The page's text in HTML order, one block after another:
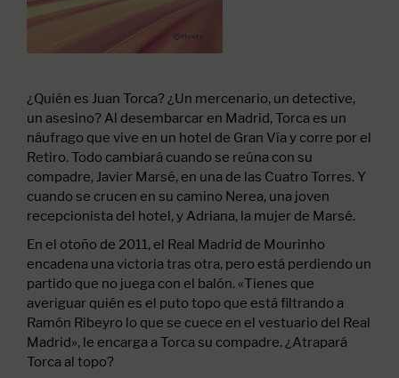
¿Quién es Juan Torca? ¿Un mercenario, un detective,
un asesino? Al desembarcar en Madrid, Torca es un
náufrago que vive en un hotel de Gran Vía y corre por el
Retiro. Todo cambiará cuando se reúna con su
compadre, Javier Marsé, en una de las Cuatro Torres. Y
cuando se crucen en su camino Nerea, una joven
recepcionista del hotel, y Adriana, la mujer de Marsé.
En el otoño de 2011, el Real Madrid de Mourinho
encadena una victoria tras otra, pero está perdiendo un
partido que no juega con el balón. «Tienes que
averiguar quién es el puto topo que está filtrando a
Ramón Ribeyro lo que se cuece en el vestuario del Real
Madrid», le encarga a Torca su compadre. ¿Atrapará
Torca al topo?